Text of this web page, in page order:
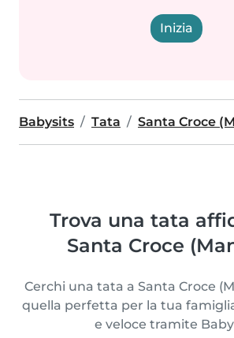
Inizia
Babysits Tata Santa Croce
Trova una tata
Santa Croce
Cerchi una tata a Santa Croce
quella perfetta per la tua
e veloce tramite